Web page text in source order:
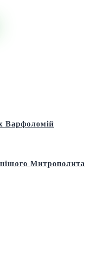
Варфоломій
Митрополита